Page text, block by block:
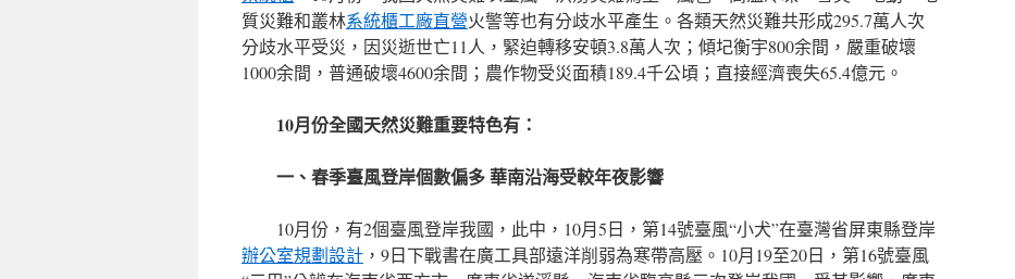
質災難和叢林系統櫃工廠直營火警等也有分歧水平產生。各類天然災難共形成295.7萬人次
分歧水平受災，因災逝世亡11人，緊迫轉移安頓3.8萬人次；傾圮衡宇800余間，嚴重破壞
1000余間，普通破壞4600余間；農作物受災面積189.4千公頃；直接經濟喪失65.4億元。
10月份全國天然災難重要特色有：
一、春季臺風登岸個數偏多 華南沿海受較年夜影響
10月份，有2個臺風登岸我國，此中，10月5日，第14號臺風“小犬”在臺灣省屏東縣登岸
辦公室規劃設計 ，9日下戰書在廣工具部遠洋削弱為寒帶高壓。10月19至20日，第16號臺風